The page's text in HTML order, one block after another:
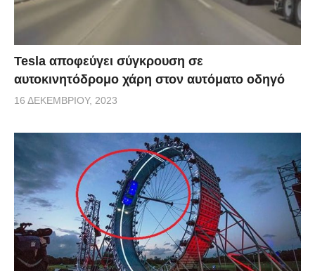
Tesla αποφεύγει σύγκρουση σε
αυτοκινητόδρομο χάρη στον αυτόματο οδηγό
16 ΔΕΚΕΜΒΡΊΟΥ, 2023